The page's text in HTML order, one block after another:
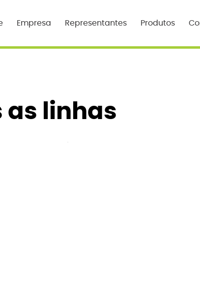
Empresa Representantes Produtos
as linhas